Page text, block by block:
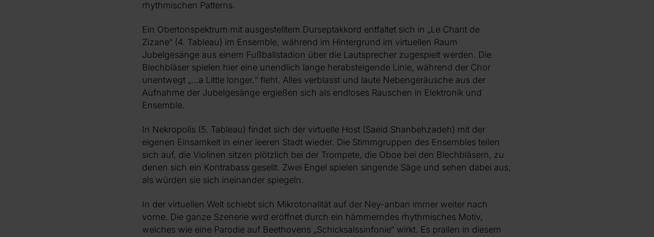
rhythmischen Patterns.
Ein Obertonspektrum mit ausgestelltem Durseptakkord entfaltet sich in „Le Chant de
Zizane“ (4. Tableau) im Ensemble, während im Hintergrund im virtuellen Raum
Jubelgesänge aus einem Fußballstadion über die Lautsprecher zugespielt werden. Die
Blechbläser spielen hier eine unendlich lange herabsteigende Linie, während der Chor
unentwegt „…a Little longer.“ fleht. Alles verblasst und laute Nebengeräusche aus der
Aufnahme der Jubelgesänge ergießen sich als endloses Rauschen in Elektronik und
Ensemble.
In Nekropolis (5. Tableau) findet sich der virtuelle Host (Saeid Shanbehzadeh) mit der
eigenen Einsamkeit in einer leeren Stadt wieder. Die Stimmgruppen des Ensembles teilen
sich auf, die Violinen sitzen plötzlich bei der Trompete, die Oboe bei den Blechbläsern, zu
denen sich ein Kontrabass gesellt. Zwei Engel spielen singende Säge und sehen dabei aus,
als würden sie sich ineinander spiegeln.
In der virtuellen Welt schiebt sich Mikrotonalität auf der Ney-anban immer weiter nach
vorne. Die ganze Szenerie wird eröffnet durch ein hämmerndes rhythmisches Motiv,
welches wie eine Parodie auf Beethovens „Schicksalssinfonie“ wirkt. Es prallen in diesem